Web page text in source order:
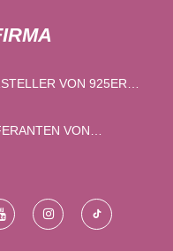
VON 925ER
VON